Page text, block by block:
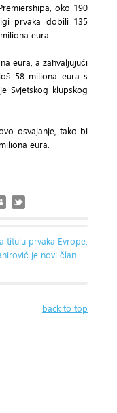
oko 190
prvaka dobili 135
eura.
eura, a zahvaljujući
58 miliona eura s
Svjetskog klupskog
osvajanje, tako bi
eura.
titulu prvaka Evrope,
je novi član
back to top